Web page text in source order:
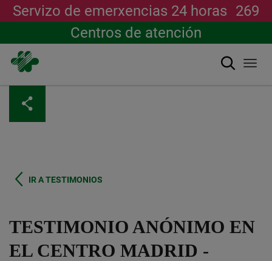
contido
principal
Servizo de emerxencias 24 horas 269
Centros de atención
Buscar
IR A TESTIMONIOS
TESTIMONIO ANÓNIMO EN
EL CENTRO MADRID -